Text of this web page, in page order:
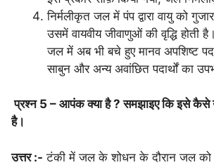
निर्मलीकृत जल में पंप द्वारा वायु को
उसमें वायवीय जीवाणुओं की वृद्धि होती
जल में अब भी बचे हुए मानव अपशिष्ट
साबुन और अन्य अवांछित पदार्थों का
प्रश्न 5 – आपंक क्या है ? समझाइए कि इसे कैसे
है।
उत्तर :- टंकी में जल के शोधन के दौरान जल